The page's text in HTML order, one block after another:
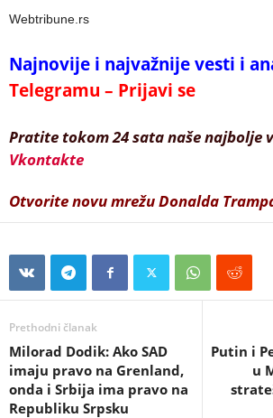
Webtribune.rs
Najnovije i najvažnije vesti i
Telegramu – Prijavi se
Pratite tokom 24 sata naše najbolje
Vkontakte
Otvorite novu mrežu Donalda
Prethodni članak
Milorad Dodik: Ako SAD
imaju pravo na Grenland,
onda i Srbija ima pravo na
Republiku Srpsku
Putin i
u